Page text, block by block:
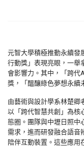
元智大學積極推動永續發
行動獎」表現亮眼，一舉
會影響力。其中，「跨代
獎，「醞釀綠色夢想永續
由藝術與設計學系林楚卿
以「跨代智慧共創」為核
態圈。團隊與中壢日照中
需求，進而研發融合語音
陪伴互動裝置。這些應用